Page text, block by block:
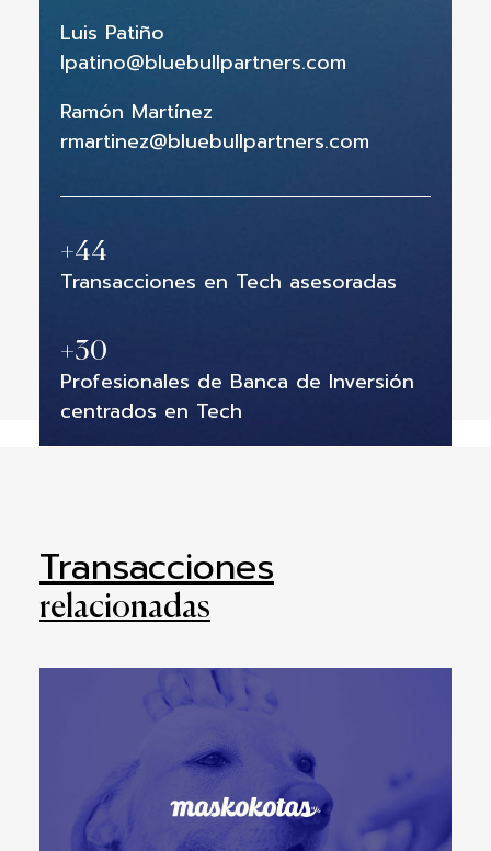
Luis Patiño
lpatino@bluebullpartners.com
Ramón Martínez
rmartinez@bluebullpartners.com
+44
Transacciones en Tech asesoradas
+30
Profesionales de Banca de Inversión
centrados en Tech
Transacciones
relacionadas